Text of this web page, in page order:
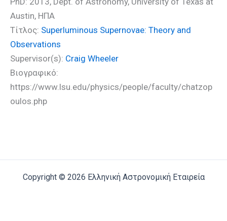
Austin, ΗΠΑ
Τίτλος: Superluminous Supernovae: Theory and
Observations
Supervisor(s): Craig Wheeler
Βιογραφικό:
https://www.lsu.edu/physics/people/faculty/chatzop
oulos.php
Copyright © 2026 Ελληνική Αστρονομική Εταιρεία